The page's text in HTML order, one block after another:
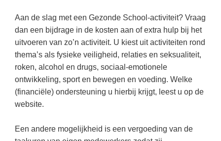
Zoetermeer(13)
Eindhoven(13)
Amersfoort (11)
Lelystad(10)
Levensbeschouwing
Maatschappijleer
Muziek
Natuurkunde
Nederlands
Scheikunde
LEERMETHODEN
Biologie
Examentraining
Frans
Geschiedenis
Nederlands
Aan de slag met een Gezonde School-activiteit? Vraag
dan een bijdrage in de kosten aan of extra hulp bij het
uitvoeren van zo’n activiteit. U kiest uit activiteiten rond
thema’s als fysieke veiligheid, relaties en seksualiteit,
roken, alcohol en drugs, sociaal-emotionele
ontwikkeling, sport en bewegen en voeding. Welke
(financiële) ondersteuning u hierbij krijgt, leest u op de
website.
Een andere mogelijkheid is een vergoeding van de